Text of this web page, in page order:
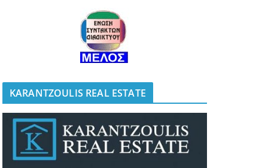
KARANTZOULIS REAL ESTATE